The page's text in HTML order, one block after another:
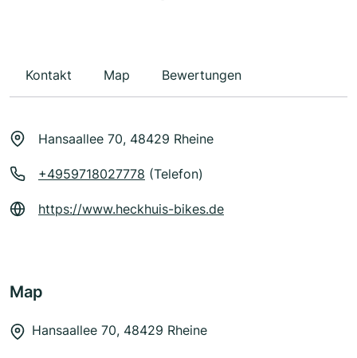
Kontakt Map Bewertungen
Hansaallee 70, 48429 Rheine
+4959718027778 (Telefon)
https://www.heckhuis-bikes.de
Map
Hansaallee 70, 48429 Rheine